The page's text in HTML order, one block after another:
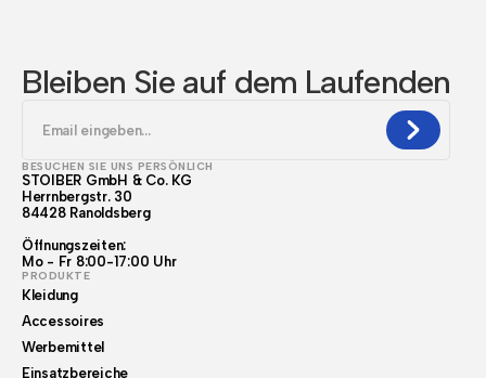
Bleiben Sie auf dem Laufenden
BESUCHEN SIE UNS PERSÖNLICH
STOIBER GmbH & Co. KG
Herrnbergstr. 30
84428 Ranoldsberg
Öffnungszeiten:
Mo - Fr 8:00-17:00 Uhr
PRODUKTE
Kleidung
Accessoires
Werbemittel
Einsatzbereiche